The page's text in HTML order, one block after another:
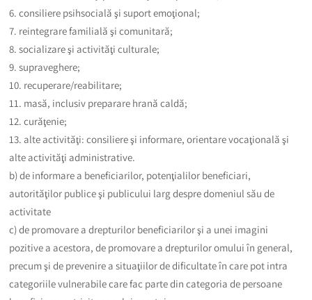
6. consiliere psihsocială şi suport emoţional;
7. reintegrare familială şi comunitară;
8. socializare şi activităţi culturale;
9. supraveghere;
10. recuperare/reabilitare;
11. masă, inclusiv preparare hrană caldă;
12. curăţenie;
13. alte activităţi: consiliere şi informare, orientare vocaţională şi
alte activităţi administrative.
b) de informare a beneficiarilor, potenţialilor beneficiari,
autorităţilor publice şi publicului larg despre domeniul său de
activitate
c) de promovare a drepturilor beneficiarilor şi a unei imagini
pozitive a acestora, de promovare a drepturilor omului în general,
precum şi de prevenire a situaţiilor de dificultate în care pot intra
categoriile vulnerabile care fac parte din categoria de persoane